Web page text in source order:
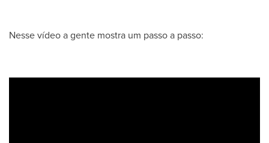
Nesse vídeo a gente mostra um passo a passo: